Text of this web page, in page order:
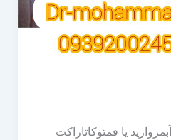
یا فمتوکاتاراکت